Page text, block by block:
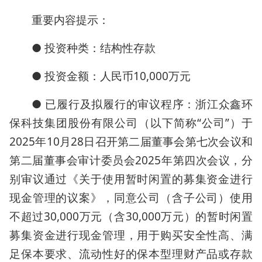
重要内容提示：
● 投资种类：结构性存款
● 投资金额：人民币10,000万元
● 已履行及拟履行的审议程序：浙江众鑫环
保科技集团股份有限公司（以下简称“公司”）于
2025年10月28日召开第二届董事会第七次会议和
第二届董事会审计委员会2025年第四次会议，分
别审议通过《关于使用暂时闲置的募集资金进行
现金管理的议案》，同意公司（含子公司）使用
不超过30,000万元（含30,000万元）的暂时闲置
募集资金进行现金管理，用于购买安全性高、满
足保本要求、流动性好的保本型理财产品或存款